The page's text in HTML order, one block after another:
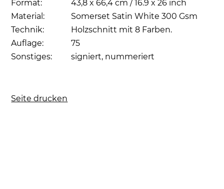
Format:
43,8 x 66,4 cm / 16.9 x 26 inch
Material:
Somerset Satin White 300 Gsm
Technik:
Holzschnitt mit 8 Farben.
Auflage:
75
Sonstiges:
signiert, nummeriert
Seite drucken